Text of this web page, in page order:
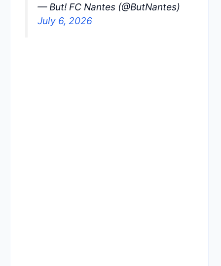
— But! FC Nantes (@ButNantes)
July 6, 2026